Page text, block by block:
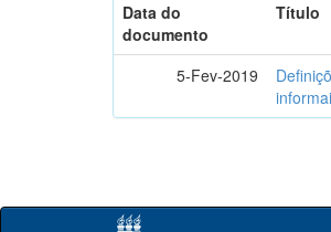
Data do
documento
Título
5-Fev-2019